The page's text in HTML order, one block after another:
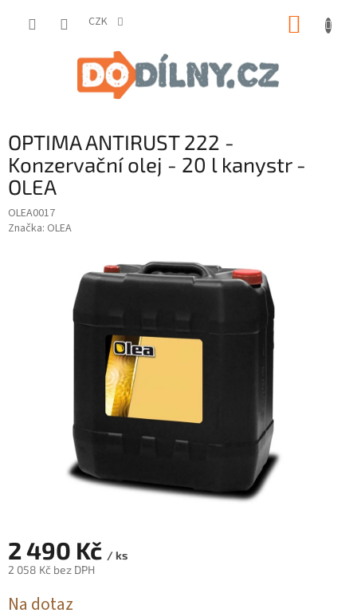
CZK
OPTIMA ANTIRUST 222 -
Konzervační olej - 20 l kanystr -
OLEA
OLEA0017
Značka: OLEA
2 490 Kč / ks
2 058 Kč bez DPH
cena:
Na dotaz